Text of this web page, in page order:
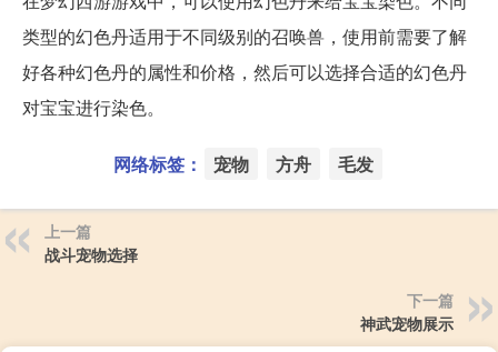
类型的幻色丹适用于不同级别的召唤兽，使用前需要了解
好各种幻色丹的属性和价格，然后可以选择合适的幻色丹
对宝宝进行染色。
网络标签： 宠物 方舟 毛发
上一篇
战斗宠物选择
下一篇
神武宠物展示